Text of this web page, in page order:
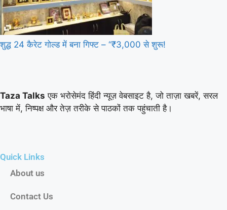
शुद्ध 24 कैरेट गोल्ड में बना गिफ्ट – “₹3,000 से शुरू!
Taza Talks एक भरोसेमंद हिंदी न्यूज़ वेबसाइट है, जो ताज़ा खबरें, सरल
भाषा में, निष्पक्ष और तेज़ तरीके से पाठकों तक पहुंचाती है।
Quick Links
About us
Contact Us